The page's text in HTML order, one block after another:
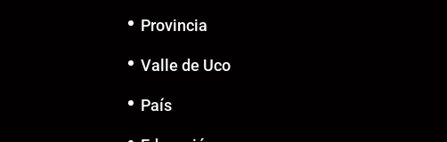
Provincia
Valle de Uco
País